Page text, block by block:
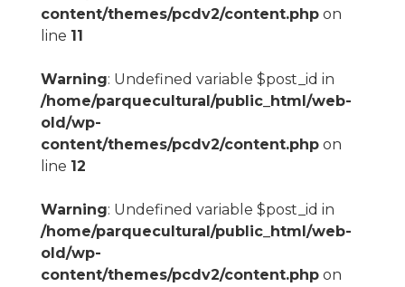
content/themes/pcdv2/content.phpon
line 11
Warning: Undefined variable $post_id in
/home/parquecultural/public_html/web-
old/wp-
content/themes/pcdv2/content.phpon
line 12
Warning: Undefined variable $post_id in
/home/parquecultural/public_html/web-
old/wp-
content/themes/pcdv2/content.phpon